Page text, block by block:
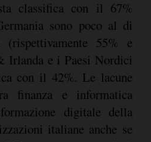
classifica con il 67%
sono poco al di
55% e
Irlanda e i Paesi Nordici
con il 42%. Le lacune
finanza e informatica
digitale della
italiane anche se